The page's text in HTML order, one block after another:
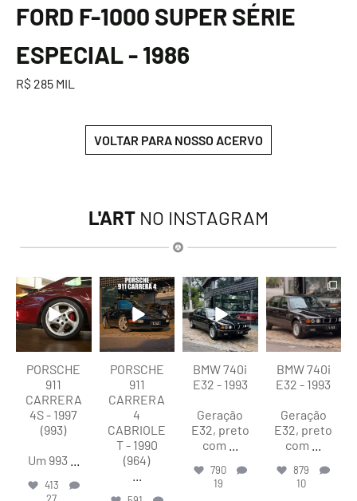
FORD F-1000 SUPER SÉRIE
ESPECIAL - 1986
R$ 285 MIL
VOLTAR PARA NOSSO ACERVO
L'ART NO INSTAGRAM
lart.br
Ago 5
PORSCHE
911
CARRERA
4S - 1997
(993)
Um 993
413
lart.br
Ago 4
PORSCHE
911
CARRERA
4
CABRIOLE
T - 1990
(964)
lart.br
Ago 4
BMW 740i
E32 - 1993
Geração
E32, preto
com
790
19
lart.br
Ago 4
BMW 740i
E32 - 1993
Geração
E32, preto
com
879
10